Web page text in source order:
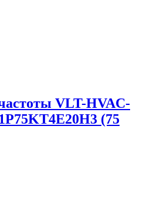
VLT-HVAC-
(75